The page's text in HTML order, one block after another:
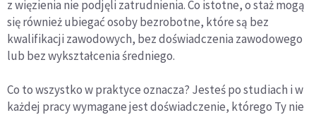
z więzienia nie podjęli zatrudnienia. Co istotne, o staż mogą
się również ubiegać osoby bezrobotne, które są bez
kwalifikacji zawodowych, bez doświadczenia zawodowego
lub bez wykształcenia średniego.
Co to wszystko w praktyce oznacza? Jesteś po studiach i w
każdej pracy wymagane jest doświadczenie, którego Ty nie